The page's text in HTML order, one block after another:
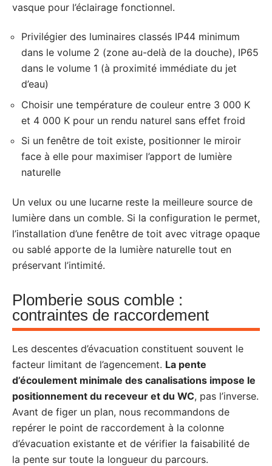
vasque pour l’éclairage fonctionnel.
Privilégier des luminaires classés IP44 minimum
dans le volume 2 (zone au-delà de la douche), IP65
dans le volume 1 (à proximité immédiate du jet
d’eau)
Choisir une température de couleur entre 3 000 K
et 4 000 K pour un rendu naturel sans effet froid
Si un fenêtre de toit existe, positionner le miroir
face à elle pour maximiser l’apport de lumière
naturelle
Un velux ou une lucarne reste la meilleure source de
lumière dans un comble. Si la configuration le permet,
l’installation d’une fenêtre de toit avec vitrage opaque
ou sablé apporte de la lumière naturelle tout en
préservant l’intimité.
Plomberie sous comble :
contraintes de raccordement
Les descentes d’évacuation constituent souvent le
facteur limitant de l’agencement. La pente
d’écoulement minimale des canalisations impose le
positionnement du receveur et du WC, pas l’inverse.
Avant de figer un plan, nous recommandons de
repérer le point de raccordement à la colonne
d’évacuation existante et de vérifier la faisabilité de
la pente sur toute la longueur du parcours.